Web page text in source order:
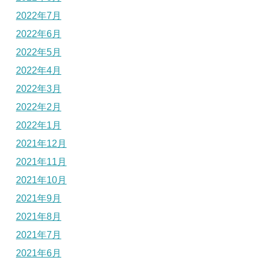
2022年7月
2022年6月
2022年5月
2022年4月
2022年3月
2022年2月
2022年1月
2021年12月
2021年11月
2021年10月
2021年9月
2021年8月
2021年7月
2021年6月